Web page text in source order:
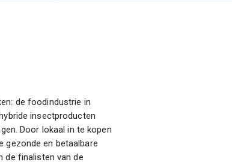
de foodindustrie in
insectproducten
Door lokaal in te kopen
gezonde en betaalbare
de finalisten van de